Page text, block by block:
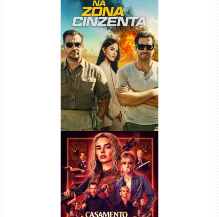
Na Zona Cinzenta Torrent
(2026) WEB-DL 1080p/4K
Dual Áudio
Casamento Sangrento: A
Viúva Torrent (2026) WEB-DL
720p/1080p/4K Dual Áudio